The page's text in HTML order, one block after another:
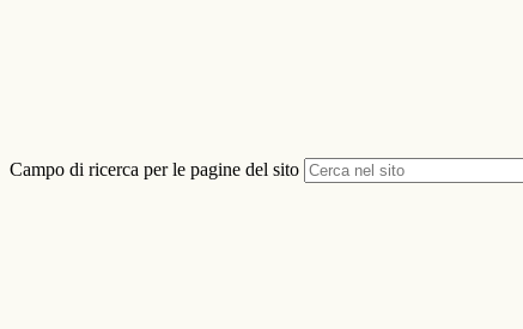
Campo di ricerca per le pagine del sito